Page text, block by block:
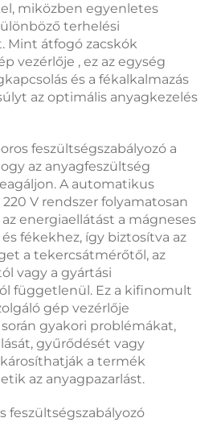
miközben egyenletes
terhelési
Mint átfogó zacskók
vezérlője , ez az egység
és a fékalkalmazás
az optimális anyagkezelés
feszültségszabályozó a
az anyagfeszültség
A automatikus
V rendszer folyamatosan
energiaellátást a mágneses
fékekhez, így biztosítva az
a tekercsátmérőtől, az
vagy a gyártási
függetlenül. Ez a kifinomult
gép vezérlője
gyakori problémákat,
gyűrődését vagy
a termék
az anyagpazarlást.
feszültségszabályozó